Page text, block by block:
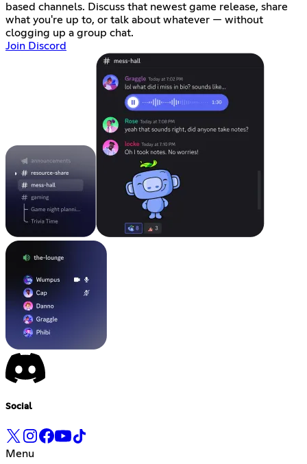
based channels. Discuss that newest game release, share
what you're up to, or talk about whatever — without
clogging up a group chat.
Join Discord
Social
Menu